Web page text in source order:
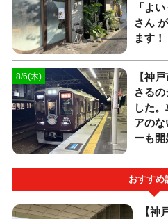
「よ
さん
ます！
8/6(木)
【神
さる
した
アのな
ーも開
おすすめ
【神